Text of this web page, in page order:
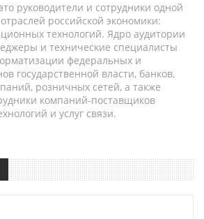
руководители и сотрудники одной
российской экономики:
технологий. Ядро аудитории
и технические специалисты
федеральных и
государственной власти, банков,
розничных сетей, а также
компаний-поставщиков
и услуг связи.